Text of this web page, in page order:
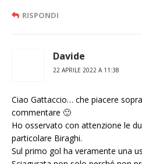
RISPONDI
Davide
22 APRILE 2022 A 11:38
Ciao Gattaccio… che piacere
commentare 🙂
Ho osservato con attenzione le
particolare Biraghi.
Sul primo gol ha veramente una